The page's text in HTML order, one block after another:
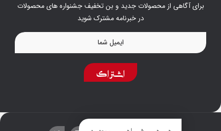
برای آگاهی از محصولات جدید و بن تخفیف جشنواره های محصولات
در خبرنامه مشترک شوید
اشتراک